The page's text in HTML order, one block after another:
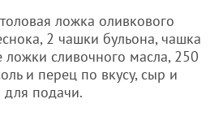
ложка оливкового
2 чашки бульона, чашка
ложки сливочного масла, 250
и перец по вкусу, сыр и
для подачи.